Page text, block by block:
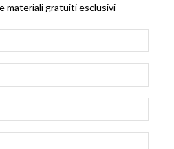
materiali gratuiti esclusivi